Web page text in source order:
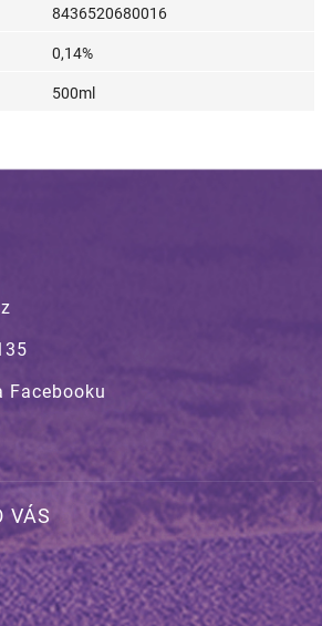
8436520680016
0,14%
500ml
Facebooku
VÁS